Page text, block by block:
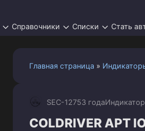
Справочники Списки Стать
Главная страница »
SEC-12753 года
COLDRIVER APT